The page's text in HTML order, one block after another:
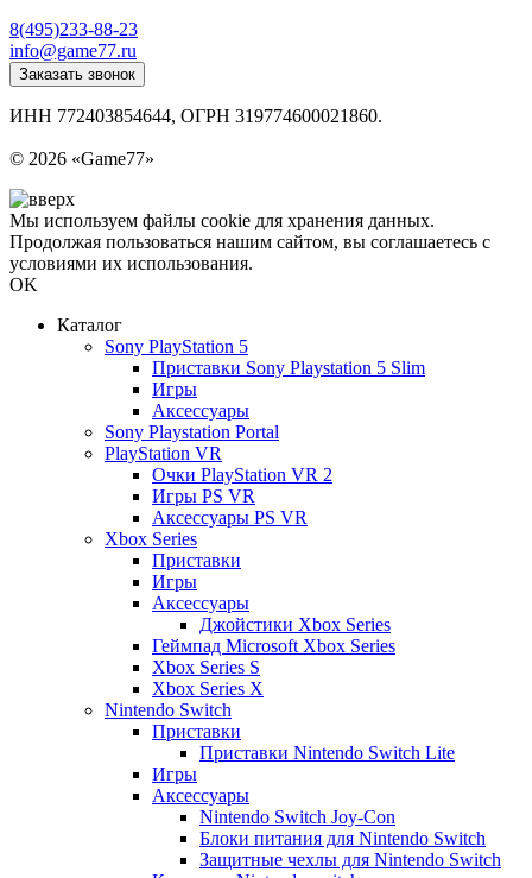
8(495)233-88-23
info@game77.ru
Заказать звонок
ИНН 772403854644, ОГРН 319774600021860.
© 2026 «Game77»
Мы используем файлы cookie для хранения данных.
Продолжая пользоваться нашим сайтом, вы соглашаетесь с
условиями их использования.
OK
Каталог
Sony PlayStation 5
Приставки Sony Playstation 5 Slim
Игры
Аксессуары
Sony Playstation Portal
PlayStation VR
Очки PlayStation VR 2
Игры PS VR
Аксессуары PS VR
Xbox Series
Приставки
Игры
Аксессуары
Джойстики Xbox Series
Геймпад Microsoft Xbox Series
Xbox Series S
Xbox Series X
Nintendo Switch
Приставки
Приставки Nintendo Switch Lite
Игры
Аксессуары
Nintendo Switch Joy-Con
Блоки питания для Nintendo Switch
Защитные чехлы для Nintendo Switch